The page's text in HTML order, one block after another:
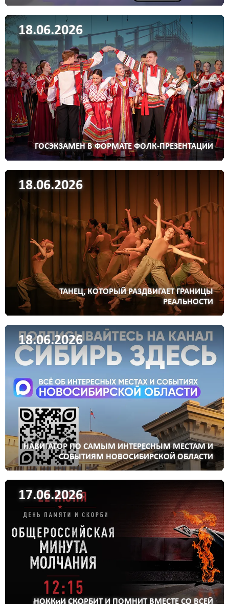
18.06.2026
ГОСЭКЗАМЕН В ФОРМАТЕ ФОЛК-ПРЕЗЕНТАЦИИ
18.06.2026
ТАНЕЦ, КОТОРЫЙ РАЗДВИГАЕТ ГРАНИЦЫ
РЕАЛЬНОСТИ
18.06.2026
НАВИГАТОР ПО САМЫМ ИНТЕРЕСНЫМ МЕСТАМ И
СОБЫТИЯМ НОВОСИБИРСКОЙ ОБЛАСТИ
17.06.2026
НОККиИ СКОРБИТ И ПОМНИТ ВМЕСТЕ СО ВСЕЙ